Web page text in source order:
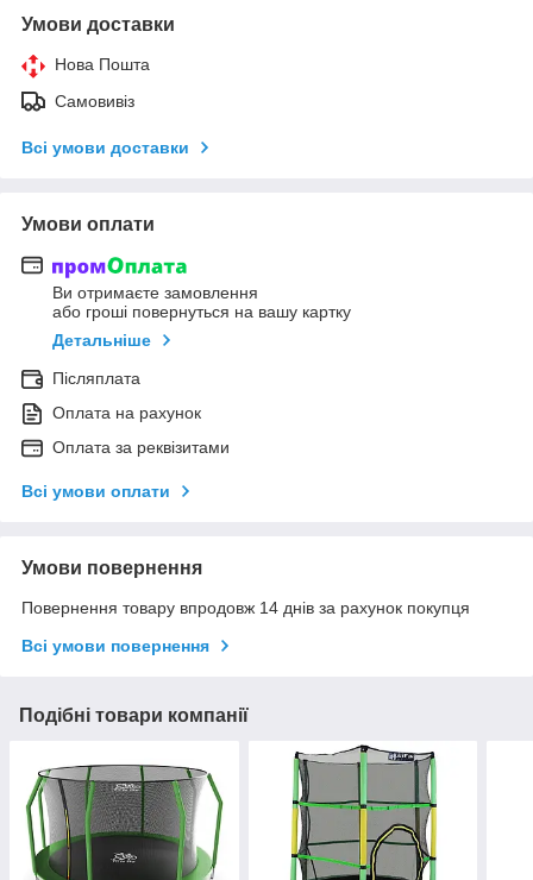
Умови доставки
Нова Пошта
Самовивіз
Всі умови доставки
Умови оплати
Ви отримаєте замовлення
або гроші повернуться на вашу картку
Детальніше
Післяплата
Оплата на рахунок
Оплата за реквізитами
Всі умови оплати
Умови повернення
Повернення товару впродовж 14 днів за рахунок покупця
Всі умови повернення
Подібні товари компанії